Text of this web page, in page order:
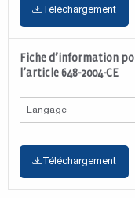
Téléchargement
Fiche d’information
l’article 648-2004-CE
Téléchargement